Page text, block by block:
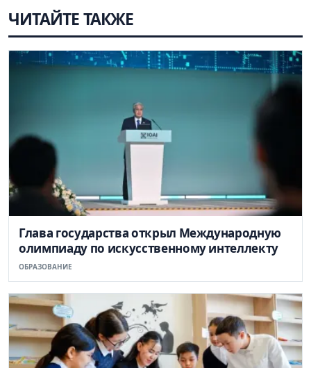
ЧИТАЙТЕ ТАКЖЕ
Глава государства открыл Международную
олимпиаду по искусственному интеллекту
ОБРАЗОВАНИЕ